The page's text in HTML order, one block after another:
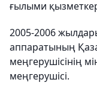
ғылыми
2005-2006
аппаратының
меңгерушісінің
меңгерушісі.